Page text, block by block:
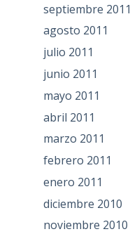
septiembre 2011
agosto 2011
julio 2011
junio 2011
mayo 2011
abril 2011
marzo 2011
febrero 2011
enero 2011
diciembre 2010
noviembre 2010